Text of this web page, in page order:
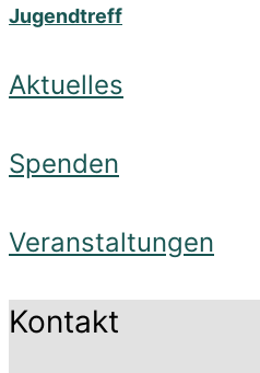
Jugendtreff
Aktuelles
Spenden
Veranstaltungen
Kontakt